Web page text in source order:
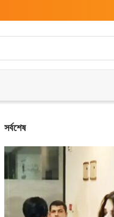
সর্বশেষ